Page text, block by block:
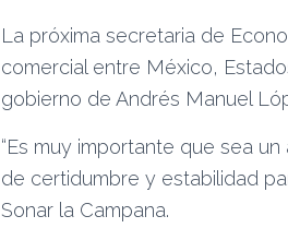
La próxima secretaria de
comercial entre México,
gobierno de Andrés Manuel
“Es muy importante que sea
de certidumbre y estabilidad
Sonar la Campana.